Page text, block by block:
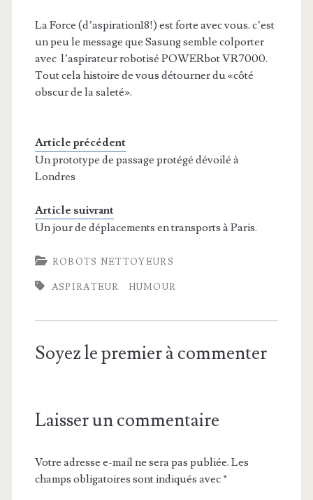
La Force (d’aspiration18!) est forte avec vous. c’est
un peu le message que Sasung semble colporter
avec l’aspirateur robotisé POWERbot VR7000.
Tout cela histoire de vous détourner du «côté
obscur de la saleté».
Article précédent
Un prototype de passage protégé dévoilé à
Londres
Article suivrant
Un jour de déplacements en transports à Paris.
ROBOTS NETTOYEURS
ASPIRATEUR HUMOUR
Soyez le premier à commenter
Laisser un commentaire
Votre adresse e-mail ne sera pas publiée. Les
champs obligatoires sont indiqués avec*